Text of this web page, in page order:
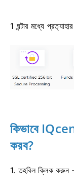
1 ঘন্টার মধ্যে
কিভাবে
করব?
1. তহবিল ক্লিক করুন